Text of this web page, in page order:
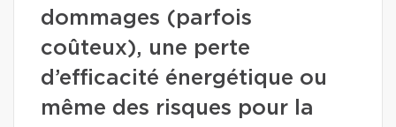
dommages (parfois
coûteux), une perte
d’efficacité énergétique ou
même des risques pour la